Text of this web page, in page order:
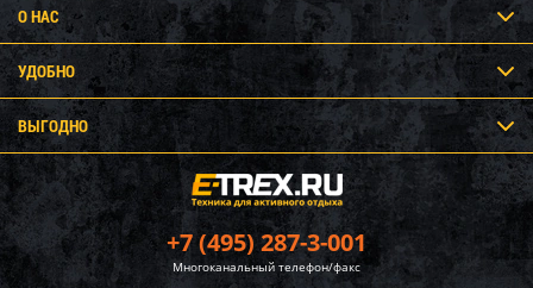
+7 (495) 287-3-001
Многоканальный телефон/факс
О НАС
УДОБНО
ВЫГОДНО